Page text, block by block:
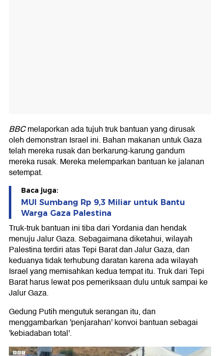
BBCmelaporkan ada tujuh truk bantuan yang dirusak
oleh demonstran Israel ini. Bahan makanan untuk Gaza
telah mereka rusak dan berkarung-karung gandum
mereka rusak. Mereka melemparkan bantuan ke jalanan
setempat.
Baca juga:
MUI Sumbang Rp 9,3 Miliar untuk Bantu
Warga Gaza Palestina
Truk-truk bantuan ini tiba dari Yordania dan hendak
menuju Jalur Gaza. Sebagaimana diketahui, wilayah
Palestina terdiri atas Tepi Barat dan Jalur Gaza, dan
keduanya tidak terhubung daratan karena ada wilayah
Israel yang memisahkan kedua tempat itu. Truk dari Tepi
Barat harus lewat pos pemeriksaan dulu untuk sampai ke
Jalur Gaza.
Gedung Putih mengutuk serangan itu, dan
menggambarkan 'penjarahan' konvoi bantuan sebagai
'kebiadaban total'.